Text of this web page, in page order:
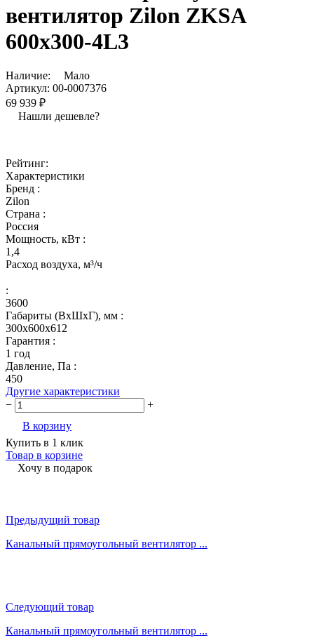
вентилятор Zilon ZKSA
600х300-4L3
Наличие:
Мало
Артикул: 00-0007376
69 939 ₽
Нашли дешевле?
Рейтинг:
Характеристики
Бренд :
Zilon
Страна :
Россия
Мощность, кВт :
1,4
Расход воздуха, м³/ч
:
3600
Габариты (ВхШхГ), мм :
300х600х612
Гарантия :
1 год
Давление, Па :
450
Другие характеристики
−
+
В корзину
Купить в 1 клик
Товар в корзине
Хочу в подарок
Предыдущий товар
Канальный прямоугольный вентилятор ...
Следующий товар
Канальный прямоугольный вентилятор ...